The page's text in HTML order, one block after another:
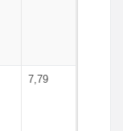
7,79